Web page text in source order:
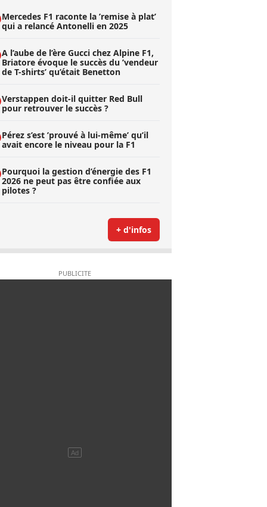
Mercedes F1 raconte la ’remise à plat’
qui a relancé Antonelli en 2025
A l’aube de l’ère Gucci chez Alpine F1,
Briatore évoque le succès du ’vendeur
de T-shirts’ qu’était Benetton
Verstappen doit-il quitter Red Bull
pour retrouver le succès ?
Pérez s’est ’prouvé à lui-même’ qu’il
avait encore le niveau pour la F1
Pourquoi la gestion d’énergie des F1
2026 ne peut pas être confiée aux
pilotes ?
+ d'infos